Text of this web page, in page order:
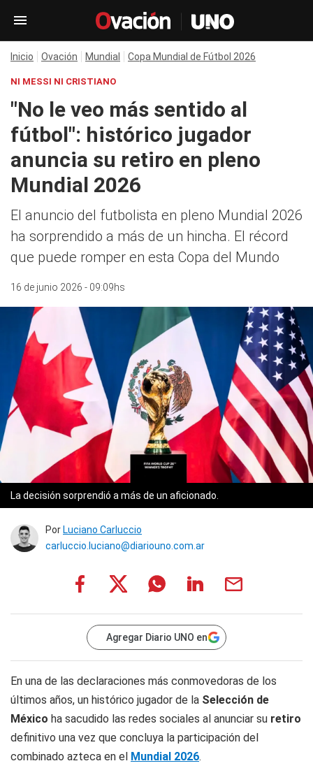
Inicio Ovación Mundial Copa Mundial de Fútbol 2026
NI MESSI NI CRISTIANO
"No le veo más sentido al
fútbol": histórico jugador
anuncia su retiro en pleno
Mundial 2026
El anuncio del futbolista en pleno Mundial 2026
ha sorprendido a más de un hincha. El récord
que puede romper en esta Copa del Mundo
16 de junio 2026 - 09:09hs
La decisión sorprendió a más de un aficionado.
Por Luciano Carluccio
carluccio.luciano@diariouno.com.ar
Agregar Diario UNO en
En una de las declaraciones más conmovedoras de los
últimos años, un histórico jugador de la Selección de
México ha sacudido las redes sociales al anunciar su retiro
definitivo una vez que concluya la participación del
combinado azteca en el Mundial 2026.